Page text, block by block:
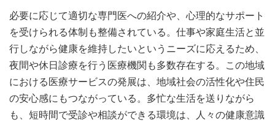
必要に応じて適切な専門医への紹介や、心理的なサポート
を受けられる体制も整備されている。仕事や家庭生活と並
行しながら健康を維持したいというニーズに応えるため、
夜間や休日診療を行う医療機関も多数存在する。この地域
における医療サービスの発展は、地域社会の活性化や住民
の安心感にもつながっている。多忙な生活を送りながら
も、短時間で受診や相談ができる環境は、人々の健康意識